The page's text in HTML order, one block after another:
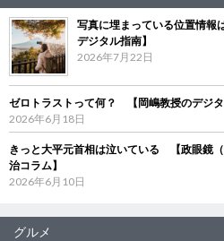
写真に埋まっている位置情
デジタル指南】
2026年7月22日
ゼロトラストって何？ 【岡嶋教授のデジタ
2026年6月18日
きっと大平元首相は泣いている 【政眼鏡
治コラム】
2026年6月10日
グルメ